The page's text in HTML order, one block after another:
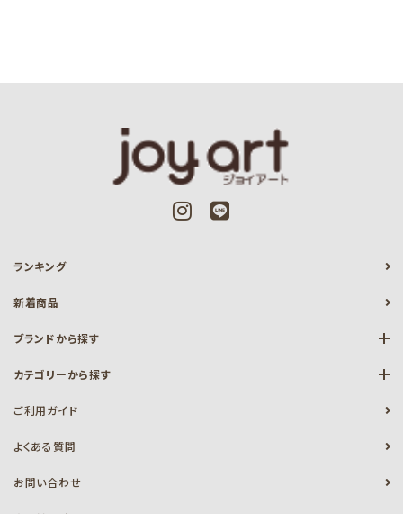
ランキング
新着商品
ブランドから探す
カテゴリーから探す
ご利用ガイド
よくある質問
お問い合わせ